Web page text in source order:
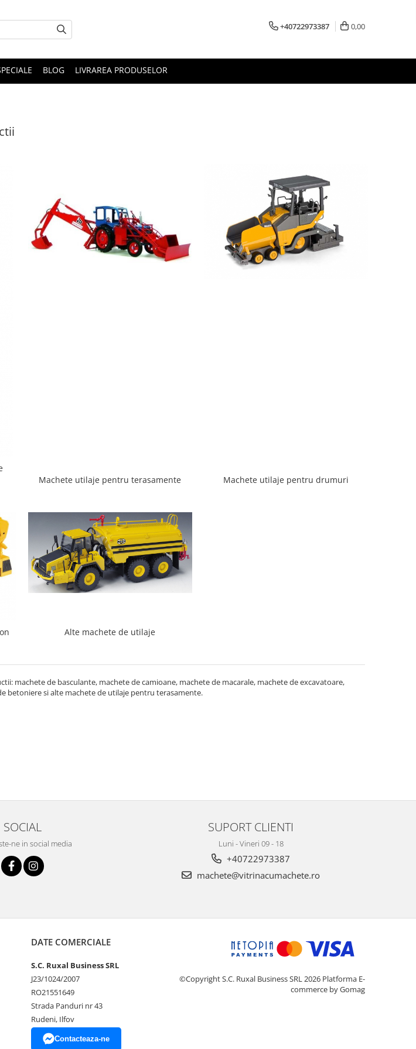
+40722973387 0,00
BLOG LIVRAREA PRODUSELOR
Machete utilaje pentru terasamente Machete utilaje pentru drumuri
Alte machete de utilaje
machete de basculante, machete de camioane, machete de macarale, machete de excavatoare,
betoniere si alte machete de utilaje pentru terasamente.
SOCIAL
ne in social media
SUPORT CLIENTI
Luni - Vineri 09 - 18
+40722973387
machete@vitrinacumachete.ro
DATE COMERCIALE
S.C. Ruxal Business SRL
J23/1024/2007
RO21551649
Strada Panduri nr 43
Rudeni, Ilfov
Contacteaza-ne
©Copyright S.C. Ruxal Business SRL 2026 Platforma E-
commerce by Gomag